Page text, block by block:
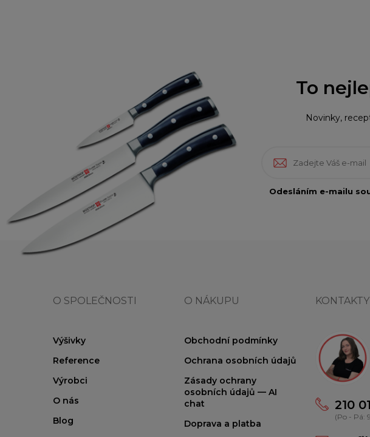
To
Novinky,
Odesláním e-mailu
O SPOLEČNOSTI
Výšivky
Reference
Výrobci
O nás
Blog
O NÁKUPU
Obchodní podmínky
Ochrana osobních údajů
Zásady ochrany
osobních údajů — AI
chat
Doprava a platba
KONTAKTY
210
(Po - Pá: